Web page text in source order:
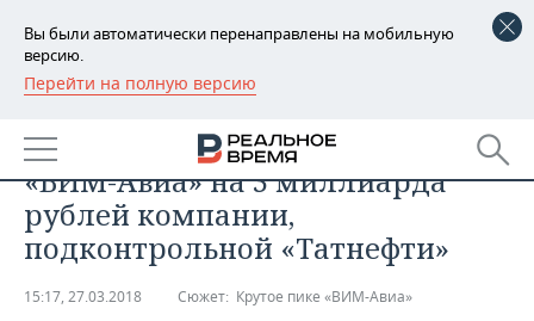
Вы были автоматически перенаправлены на мобильную
версию.
Перейти на полную версию
РЕГИОНЫ
БАШКОРТОСТАН
ТАТАРСТАН
УДМУРТИЯ
НОВОСТИ
АНАЛИТИКА
НОВОСТИ АНАЛИТИКИ
ДЕКЛАРАЦИИ О ДОХОДАХ
ЭКОНОМИКА
НОВОСТИ ЭКОНОМИКИ
ПРОМЫШЛЕННОСТЬ
Банк «Зенит» продал долги
«ВИМ-Авиа» на 3 миллиарда
рублей компании,
подконтрольной «Татнефти»
15:17, 27.03.2018 Сюжет: Крутое пике «ВИМ-Авиа»